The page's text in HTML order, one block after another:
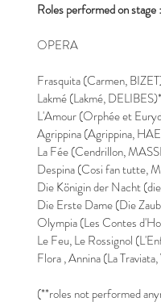
Roles performed on stage :
OPERA
Frasquita (Carmen,
Lakmé (Lakmé,
L'Amour (Orphée et
Agrippina (Agrippina,
La Fée (Cendrillon,
Despina (Cosi fan tutte,
Die Königin der Nacht
Die Erste Dame (Die
Olympia (Les Contes
Le Feu, Le Rossignol
Flora , Annina (La
(**roles not performed